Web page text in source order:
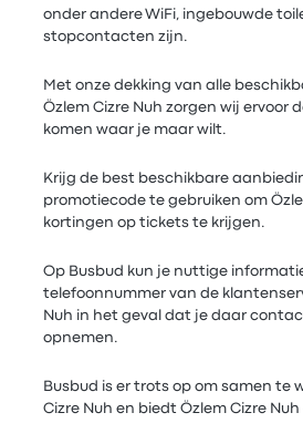
onder andere WiFi, ingebouwde
stopcontacten zijn.
Met onze dekking van alle
Özlem Cizre Nuh zorgen wij ervoor
komen waar je maar wilt.
Krijg de best beschikbare
promotiecode te gebruiken om
kortingen op tickets te krijgen.
Op Busbud kun je nuttige
telefoonnummer van de
Nuh in het geval dat je daar
opnemen.
Busbud is er trots op om samen te
Cizre Nuh en biedt Özlem Cizre